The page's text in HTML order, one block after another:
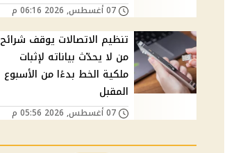
07 أغسطس, 2026 06:16 م
تنظيم الاتصالات يوقف شرائح
من لا يحدّث بياناته لإثبات
ملكية الخط بدءًا من الأسبوع
المقبل
07 أغسطس, 2026 05:56 م